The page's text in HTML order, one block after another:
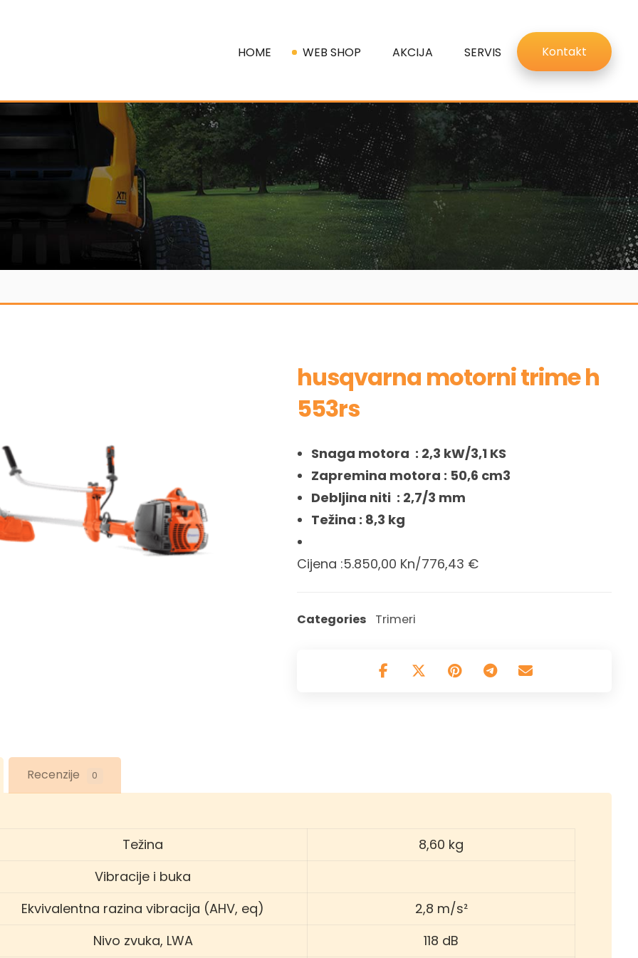
Kontakt
HOME WEB SHOP AKCIJA SERVIS
husqvarna motorni trime h
553rs
Snaga motora : 2,3 kW/3,1 KS
Zapremina motora : 50,6 cm3
Debljina niti : 2,7/3 mm
Težina : 8,3 kg
Cijena :5.850,00 Kn/776,43 €
Categories Trimeri
Recenzije 0
Težina
8,60 kg
Vibracije i buka
Ekvivalentna razina vibracija (AHV, eq)
2,8 m/s²
Nivo zvuka, LWA
118 dB